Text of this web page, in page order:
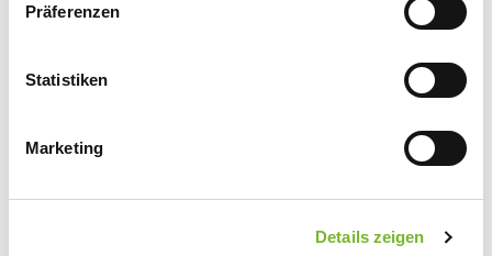
Präferenzen
Statistiken
Marketing
Details zeigen
Fax:0211 4302-5804
Internet:www.akademie-nordrhein.de